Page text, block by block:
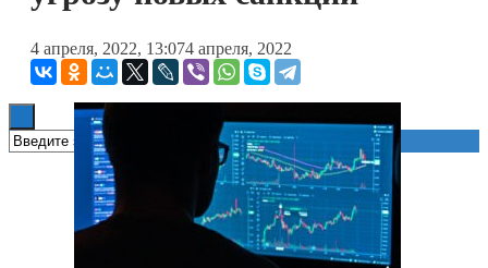
Книги
4 апреля, 2022, 13:074 апреля, 2022